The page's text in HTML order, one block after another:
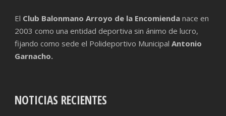
El Club Balonmano Arroyo de la Encomienda nace en
2003 como una entidad deportiva sin ánimo de lucro,
fijando como sede el Polideportivo Municipal Antonio
Garnacho.
NOTICIAS RECIENTES